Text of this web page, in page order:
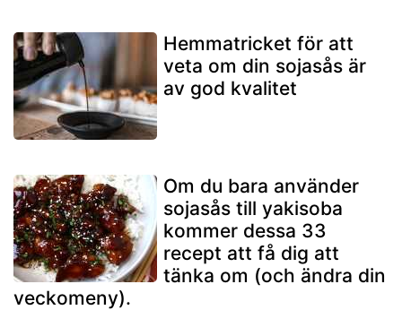
Hemmatricket för att
veta om din sojasås är
av god kvalitet
Om du bara använder
sojasås till yakisoba
kommer dessa 33
recept att få dig att
tänka om (och ändra din
veckomeny).